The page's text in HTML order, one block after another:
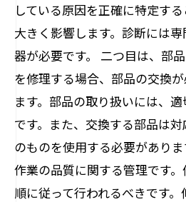
している原因を正確に特定す
大きく影響します。診断には
器が必要です。 二つ目は、部
を修理する場合、部品の交換
ます。部品の取り扱いには、
です。また、交換する部品は
のものを使用する必要があり
作業の品質に関する管理です
順に従って行われるべきです